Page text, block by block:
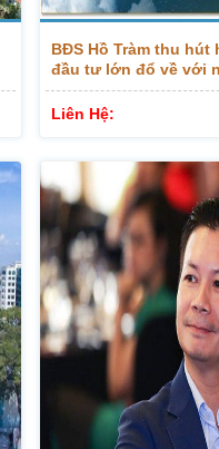
BĐS Hồ Tràm thu hút
đầu tư lớn đổ về với
vượt trội
Liên Hệ: